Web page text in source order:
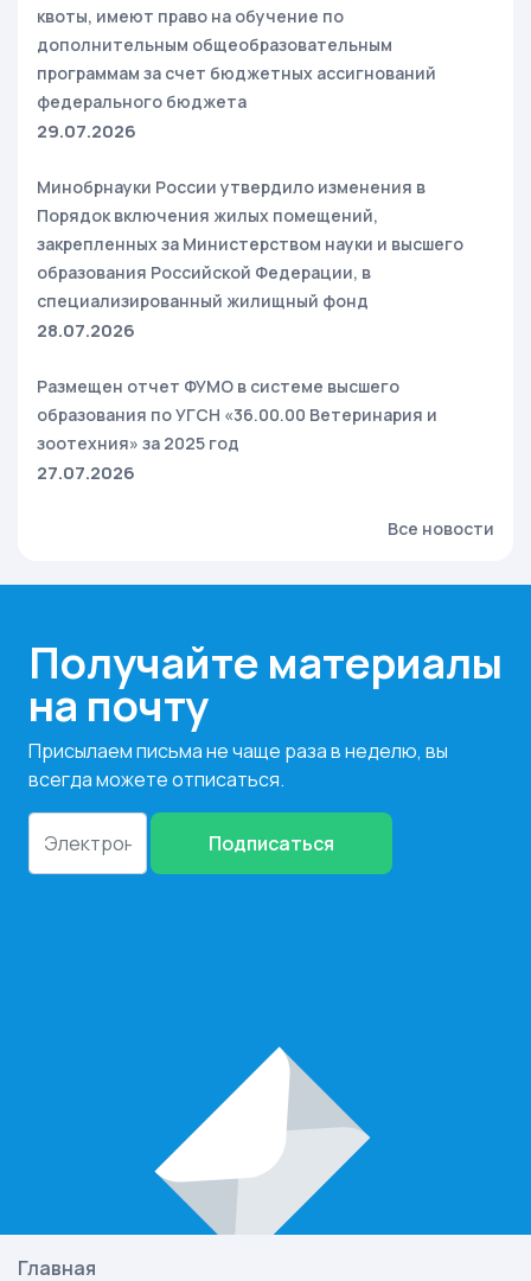
квоты, имеют право на обучение по
дополнительным общеобразовательным
программам за счет бюджетных ассигнований
федерального бюджета
29.07.2026
Минобрнауки России утвердило изменения в
Порядок включения жилых помещений,
закрепленных за Министерством науки и высшего
образования Российской Федерации, в
специализированный жилищный фонд
28.07.2026
Размещен отчет ФУМО в системе высшего
образования по УГСН «36.00.00 Ветеринария и
зоотехния» за 2025 год
27.07.2026
Все новости
Получайте материалы
на почту
Присылаем письма не чаще раза в неделю, вы
всегда можете отписаться.
Подписаться
Главная